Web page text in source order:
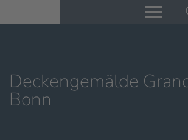
Deckengemälde
Bonn